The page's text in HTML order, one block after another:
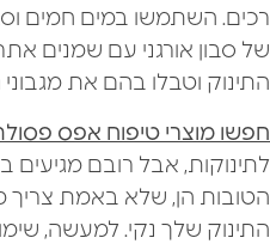
רכים. השתמשו במים חמים
של סבון אורגני עם שמנים
התינוק וטבלו בהם את
חפשו מוצרי טיפוח אפס
לתינוקות, אבל רובם
הטובות הן, שלא באמת צריך
התינוק שלך נקי. למעשה,